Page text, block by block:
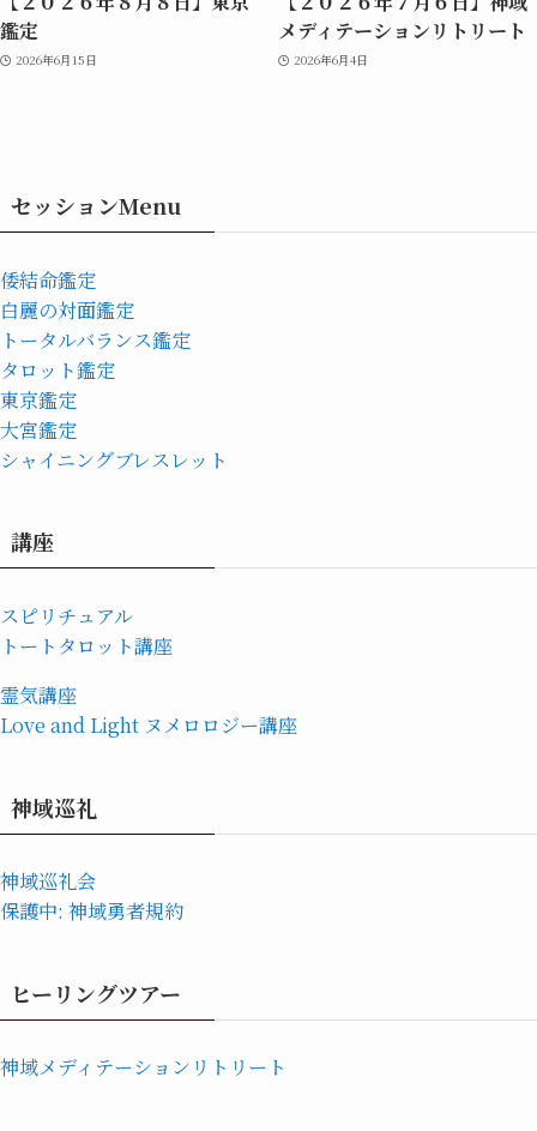
鑑定
2026年6月15日
メディテーションリトリート
2026年6月4日
セッションMenu
倭結命鑑定
白麗の対面鑑定
トータルバランス鑑定
タロット鑑定
東京鑑定
大宮鑑定
シャイニングブレスレット
講座
スピリチュアル
トートタロット講座
霊気講座
Love and Light ヌメロロジー講座
神域巡礼
神域巡礼会
保護中: 神域勇者規約
ヒーリングツアー
神域メディテーションリトリート